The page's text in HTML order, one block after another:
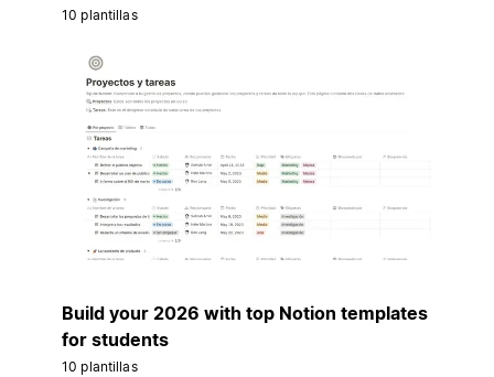
10 plantillas
Build your 2026 with top Notion templates
for students
10 plantillas